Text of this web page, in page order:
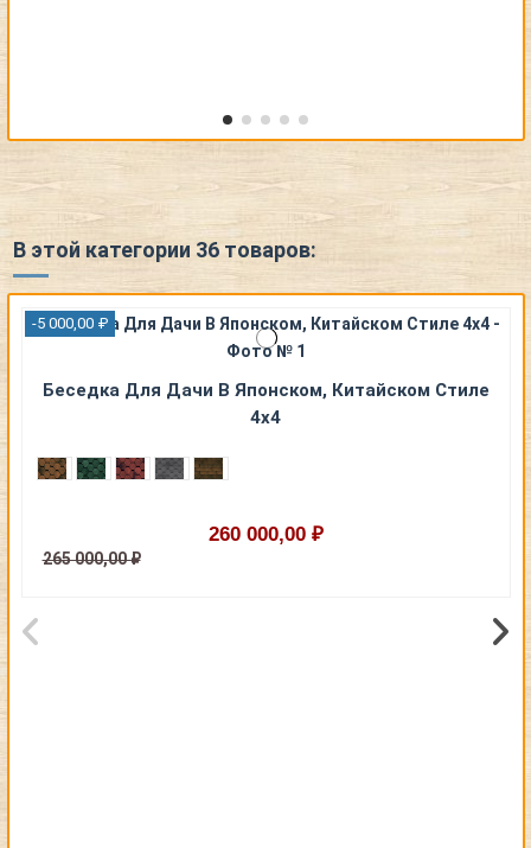
В этой категории 36 товаров:
-5 000,00 ₽
Беседка Для Дачи В Японском, Китайском Стиле
4х4
260 000,00 ₽
265 000,00 ₽